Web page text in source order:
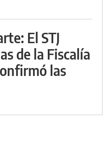
El STJ
de la Fiscalía
las